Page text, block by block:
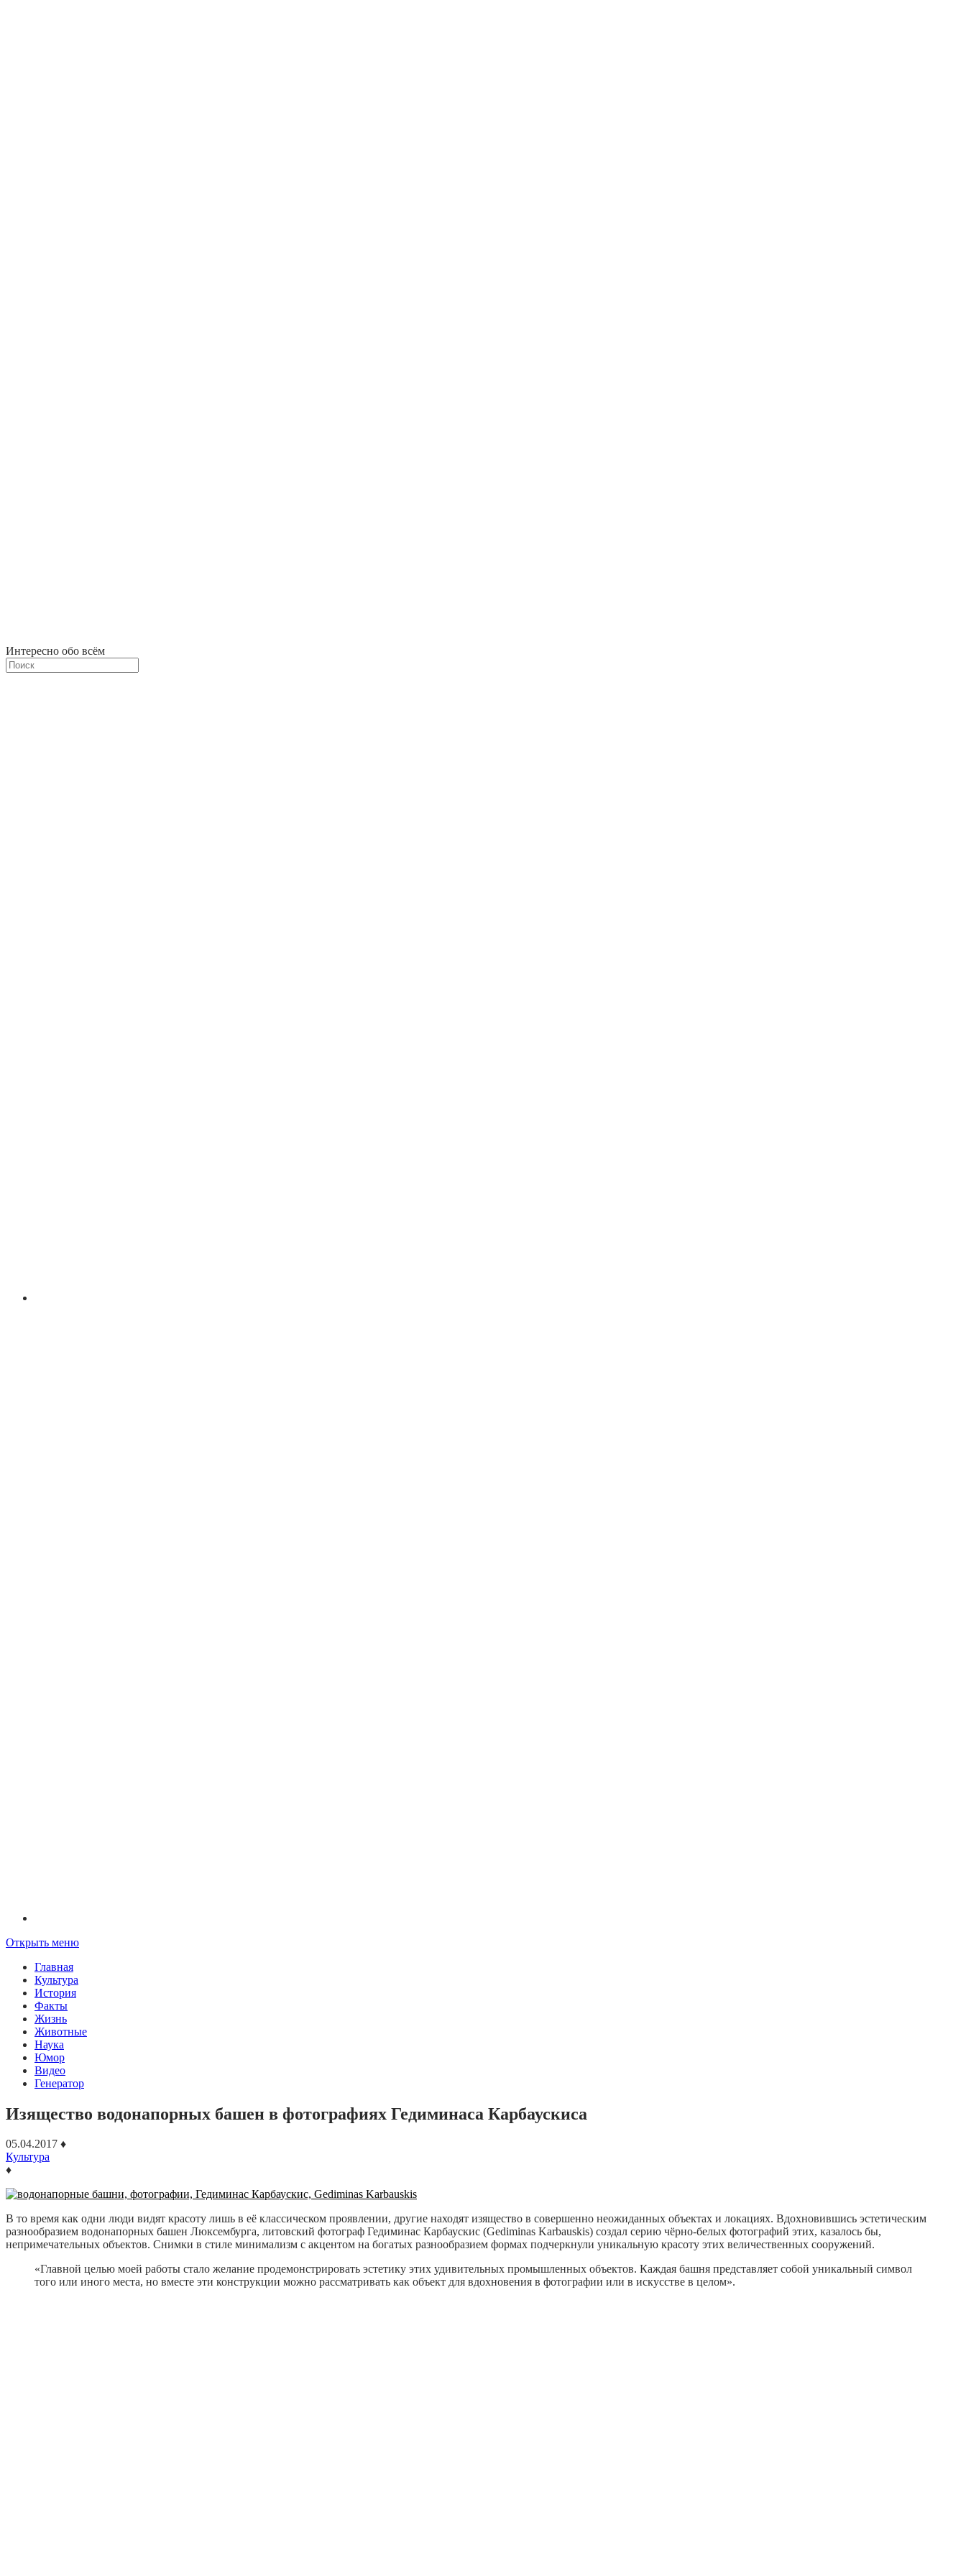
Интересно обо всём
Открыть меню
Главная
Культура
История
Факты
Жизнь
Животные
Наука
Юмор
Видео
Генератор
Изящество водонапорных башен в фотографиях Гедиминаса Карбаускиса
05.04.2017 ♦
Культура
♦
В то время как одни люди видят красоту лишь в её классическом проявлении, другие находят изящество в совершенно неожиданных объектах и локациях. Вдохновившись эстетическим
разнообразием водонапорных башен Люксембурга, литовский фотограф Гедиминас Карбаускис (Gediminas Karbauskis) создал серию чёрно-белых фотографий этих, казалось бы,
непримечательных объектов. Снимки в стиле минимализм с акцентом на богатых разнообразием формах подчеркнули уникальную красоту этих величественных сооружений.
«Главной целью моей работы стало желание продемонстрировать эстетику этих удивительных промышленных объектов. Каждая башня представляет собой уникальный символ
того или иного места, но вместе эти конструкции можно рассматривать как объект для вдохновения в фотографии или в искусстве в целом».